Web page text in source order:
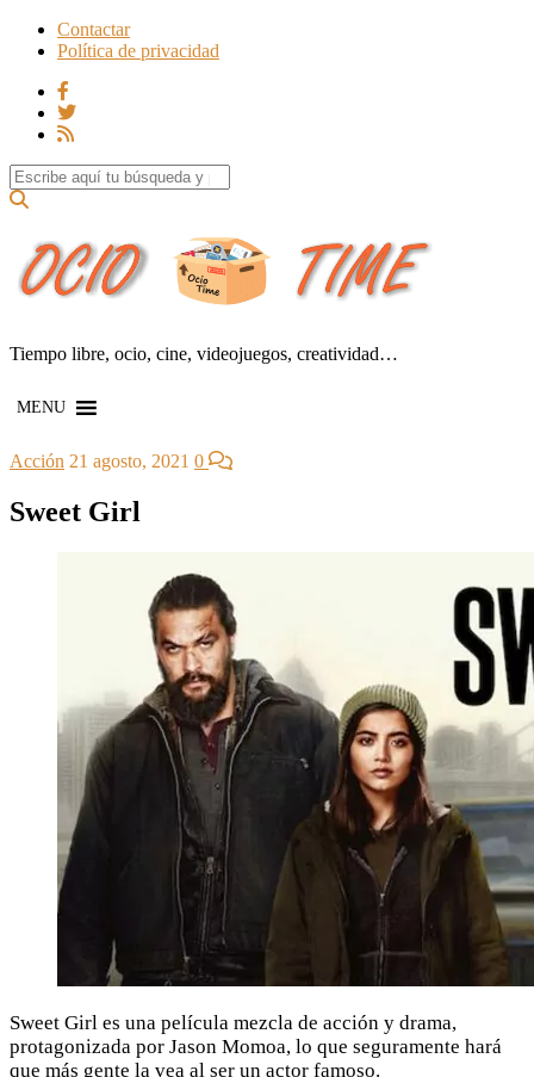
Contactar
Política de privacidad
Search for:
Tiempo libre, ocio, cine, videojuegos, creatividad…
MENU
Acción 21 agosto, 2021 0
Sweet Girl
Sweet Girl es una película mezcla de acción y drama,
protagonizada por Jason Momoa, lo que seguramente hará
que más gente la vea al ser un actor famoso.